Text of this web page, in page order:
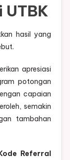
hasil yang
apresiasi
potongan
capaian
semakin
tambahan
Referral